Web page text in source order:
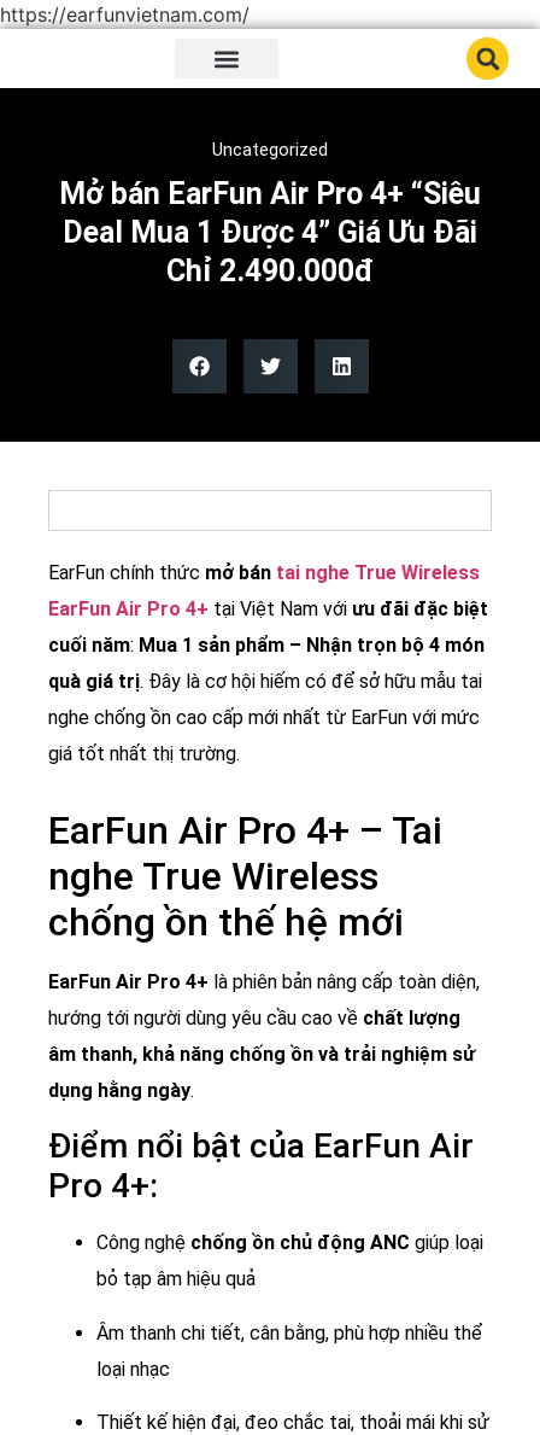
https://earfunvietnam.com/
Uncategorized
Mở bán EarFun Air Pro 4+ “Siêu
Deal Mua 1 Được 4” Giá Ưu Đãi
Chỉ 2.490.000đ
EarFun chính thức mở bán tai nghe True Wireless
EarFun Air Pro 4+ tại Việt Nam với ưu đãi đặc biệt
cuối năm: Mua 1 sản phẩm – Nhận trọn bộ 4 món
quà giá trị. Đây là cơ hội hiếm có để sở hữu mẫu tai
nghe chống ồn cao cấp mới nhất từ EarFun với mức
giá tốt nhất thị trường.
EarFun Air Pro 4+ – Tai
nghe True Wireless
chống ồn thế hệ mới
EarFun Air Pro 4+ là phiên bản nâng cấp toàn diện,
hướng tới người dùng yêu cầu cao về chất lượng
âm thanh, khả năng chống ồn và trải nghiệm sử
dụng hằng ngày.
Điểm nổi bật của EarFun Air
Pro 4+:
Công nghệ chống ồn chủ động ANC giúp loại
bỏ tạp âm hiệu quả
Âm thanh chi tiết, cân bằng, phù hợp nhiều thể
loại nhạc
Thiết kế hiện đại, đeo chắc tai, thoải mái khi sử